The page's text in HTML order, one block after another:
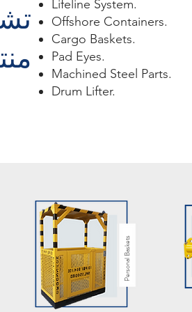
Lifeline System.
Offshore Containers.
Cargo Baskets.
Pad Eyes.
Machined Steel Parts.
Drum Lifter.
Personal Baskets